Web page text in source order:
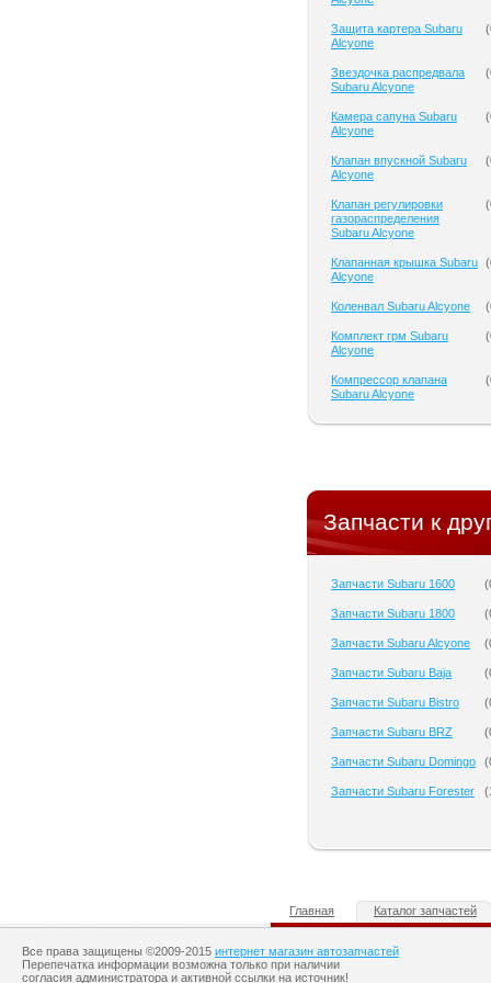
Защита картера Subaru
Alcyone
(
Звездочка распредвала
Subaru Alcyone
(
Камера сапуна Subaru
Alcyone
(
Клапан впускной Subaru
Alcyone
(
Клапан регулировки
газораспределения
Subaru Alcyone
(
Клапанная крышка Subaru
Alcyone
(
Коленвал Subaru Alcyone (
Комплект грм Subaru
Alcyone
(
Компрессор клапана
Subaru Alcyone
(
Запчасти к
Запчасти Subaru 1600 (
Запчасти Subaru 1800 (
Запчасти Subaru Alcyone (
Запчасти Subaru Baja (
Запчасти Subaru Bistro (
Запчасти Subaru BRZ (
Запчасти Subaru Domingo (
Запчасти Subaru Forester (
Главная Каталог запчастей
Все права защищены ©2009-2015 интернет магазин автозапчастей
Перепечатка информации возможна только при наличии
согласия администратора и активной ссылки на источник!